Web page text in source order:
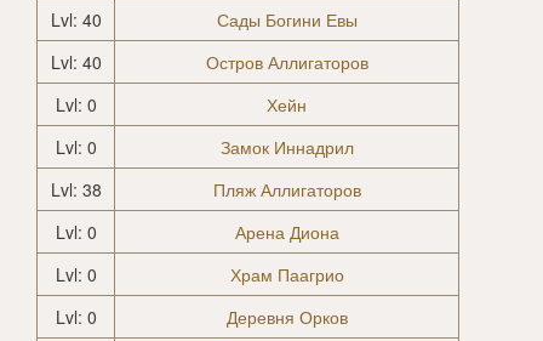
Lvl: 40
Сады Богини Евы
Lvl: 40
Остров Аллигаторов
Lvl: 0
Хейн
Lvl: 0
Замок Иннадрил
Lvl: 38
Пляж Аллигаторов
Lvl: 0
Арена Диона
Lvl: 0
Храм Паагрио
Lvl: 0
Деревня Орков